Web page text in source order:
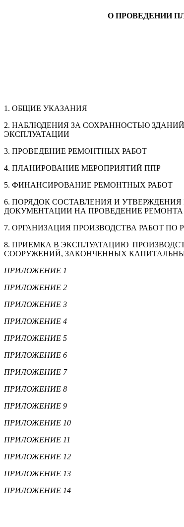
О ПРОВЕДЕНИИ
1. ОБЩИЕ УКАЗАНИЯ
2. НАБЛЮДЕНИЯ ЗА СОХРАННОСТЬЮ
ЭКСПЛУАТАЦИИ
3. ПРОВЕДЕНИЕ РЕМОНТНЫХ РАБОТ
4. ПЛАНИРОВАНИЕ МЕРОПРИЯТИЙ ППР
5. ФИНАНСИРОВАНИЕ РЕМОНТНЫХ РАБОТ
6. ПОРЯДОК СОСТАВЛЕНИЯ И
ДОКУМЕНТАЦИИ НА ПРОВЕДЕНИЕ РЕМОНТА
7. ОРГАНИЗАЦИЯ ПРОИЗВОДСТВА РАБОТ ПО
8. ПРИЕМКА В ЭКСПЛУАТАЦИЮ
СООРУЖЕНИЙ, ЗАКОНЧЕННЫХ
ПРИЛОЖЕНИЕ 1
ПРИЛОЖЕНИЕ 2
ПРИЛОЖЕНИЕ 3
ПРИЛОЖЕНИЕ 4
ПРИЛОЖЕНИЕ 5
ПРИЛОЖЕНИЕ 6
ПРИЛОЖЕНИЕ 7
ПРИЛОЖЕНИЕ 8
ПРИЛОЖЕНИЕ 9
ПРИЛОЖЕНИЕ 10
ПРИЛОЖЕНИЕ 11
ПРИЛОЖЕНИЕ 12
ПРИЛОЖЕНИЕ 13
ПРИЛОЖЕНИЕ 14